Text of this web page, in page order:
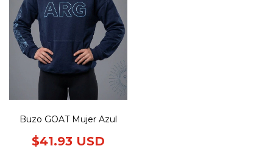
Buzo GOAT Mujer Azul
$41.93 USD